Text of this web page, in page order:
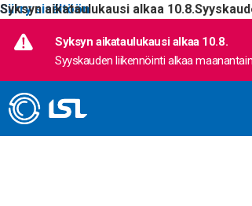
Siirry sisältöön
Syksyn aikataulukausi alkaa 10.8.
Syksyn aikataulukausi alkaa 10.8.
Syyskauden liikennöinti alkaa